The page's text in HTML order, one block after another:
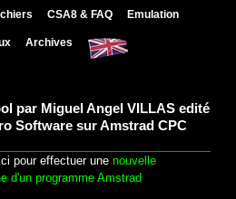
CSA8 & FAQ Emulation
Archives
par Miguel Angel VILLAS edité
Software sur Amstrad CPC
pour effectuer une nouvelle
d'un programme Amstrad